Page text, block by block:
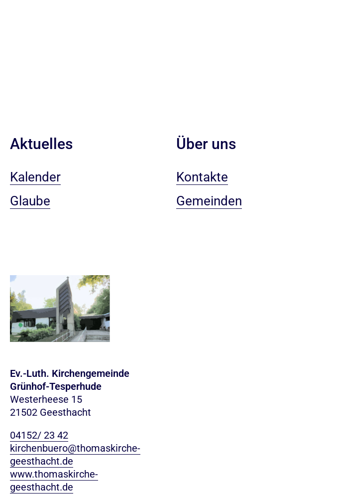
Aktuelles
Kalender
Glaube
Über uns
Kontakte
Gemeinden
Ev.-Luth. Kirchengemeinde
Grünhof-Tesperhude
Westerheese 15
21502 Geesthacht
04152/ 23 42
kirchenbuero@thomaskirche-
geesthacht.de
www.thomaskirche-
geesthacht.de